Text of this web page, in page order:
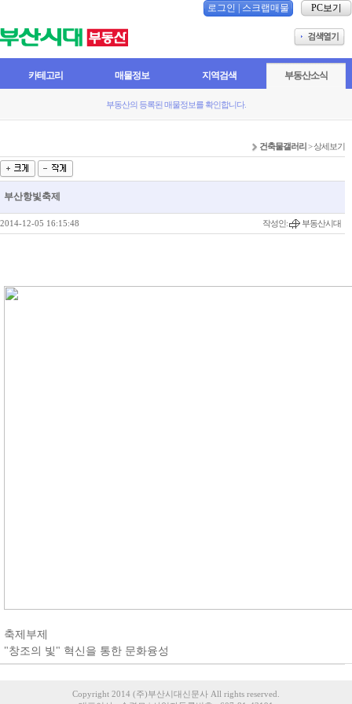
로그인 스크랩매물 PC보기
카테고리 매물정보 지역검색 부동산소식
부동산의 등록된 매물정보를 확인합니다.
건축물갤러리> 상세보기
부산항빛축제
2014-12-05 16:15:48 작성인: 부동산시대
축제부제
"창조의 빛" 혁신을 통한 문화융성
Copyright 2014 (주)부산시대신문사 All rights reserved.